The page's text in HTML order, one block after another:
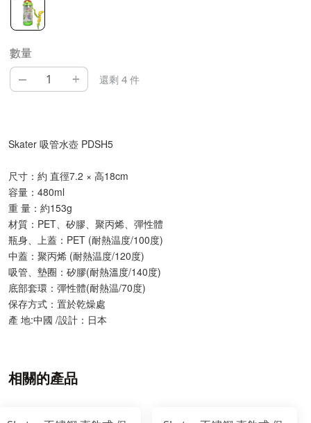
數量
– + 還剩 4 件
Skater 吸管水壺 PDSH5
尺寸：約 直徑7.2 × 高18cm
容量：480ml
重 量：約153g
材質：PET、矽膠、聚丙烯、彈性體
瓶身、上蓋：PET (耐熱温度/100度)
中蓋：聚丙烯 (耐熱温度/120度)
吸管、墊圈：矽膠(耐熱溫度/140度)
底部套環：彈性體(耐熱温/70度)
保存方式：置於乾燥處
產 地:中國 /設計：日本
相關的產品